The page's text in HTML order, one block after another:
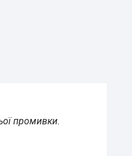
промивки.